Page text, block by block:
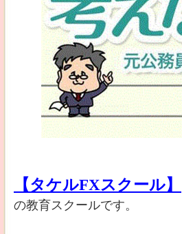
【タケルFXスクール】
の教育スクールです。